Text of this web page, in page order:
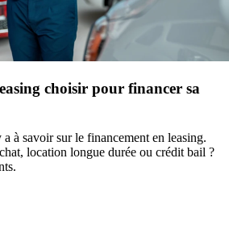
choisir pour financer sa
à savoir sur le financement en leasing.
location longue durée ou crédit bail ?